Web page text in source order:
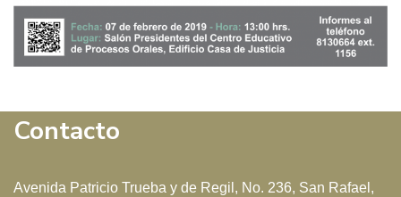
Contacto
Avenida Patricio Trueba y de Regil, No. 236, San Rafael,